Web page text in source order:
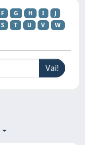
F G H I
J
S T U V
W